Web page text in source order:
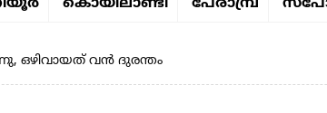
ഒഴിവായത് വൻ ദുരന്തം